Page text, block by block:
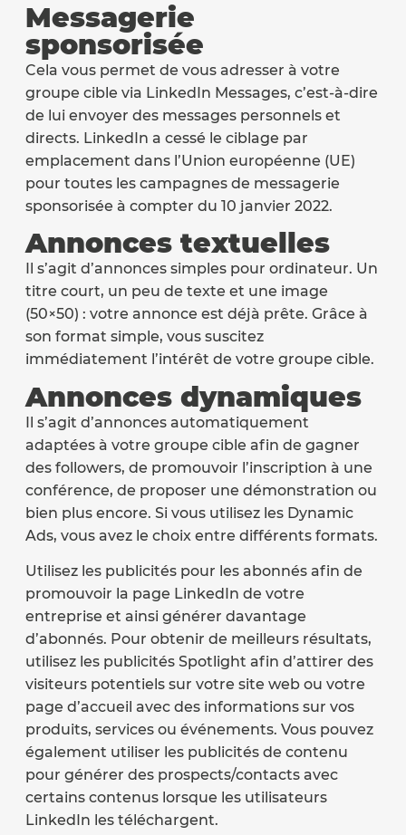
Messagerie
sponsorisée
Cela vous permet de vous adresser à votre
groupe cible via LinkedIn Messages, c’est-à-dire
de lui envoyer des messages personnels et
directs. LinkedIn a cessé le ciblage par
emplacement dans l’Union européenne (UE)
pour toutes les campagnes de messagerie
sponsorisée à compter du 10 janvier 2022.
Annonces textuelles
Il s’agit d’annonces simples pour ordinateur. Un
titre court, un peu de texte et une image
(50×50) : votre annonce est déjà prête. Grâce à
son format simple, vous suscitez
immédiatement l’intérêt de votre groupe cible.
Annonces dynamiques
Il s’agit d’annonces automatiquement
adaptées à votre groupe cible afin de gagner
des followers, de promouvoir l’inscription à une
conférence, de proposer une démonstration ou
bien plus encore. Si vous utilisez les Dynamic
Ads, vous avez le choix entre différents formats.
Utilisez les publicités pour les abonnés afin de
promouvoir la page LinkedIn de votre
entreprise et ainsi générer davantage
d’abonnés. Pour obtenir de meilleurs résultats,
utilisez les publicités Spotlight afin d’attirer des
visiteurs potentiels sur votre site web ou votre
page d’accueil avec des informations sur vos
produits, services ou événements. Vous pouvez
également utiliser les publicités de contenu
pour générer des prospects/contacts avec
certains contenus lorsque les utilisateurs
LinkedIn les téléchargent.